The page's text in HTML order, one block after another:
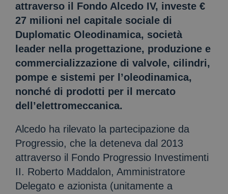
attraverso il Fondo Alcedo IV, investe €
27 milioni nel capitale sociale di
Duplomatic Oleodinamica, società
leader nella progettazione, produzione e
commercializzazione di valvole, cilindri,
pompe e sistemi per l’oleodinamica,
nonché di prodotti per il mercato
dell’elettromeccanica.
Alcedo ha rilevato la partecipazione da
Progressio, che la deteneva dal 2013
attraverso il Fondo Progressio Investimenti
II. Roberto Maddalon, Amministratore
Delegato e azionista (unitamente a